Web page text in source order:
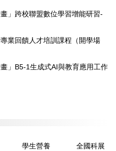
」跨校聯盟數位學習增能研習-
業回饋人才培訓課程（開學場
」B5-1生成式AI與教育應用工作
學生營養
全國科展